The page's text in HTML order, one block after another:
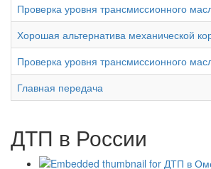
Проверка уровня трансмиссионного
Хорошая альтернатива механической
Проверка уровня трансмиссионного
Главная передача
ДТП в России